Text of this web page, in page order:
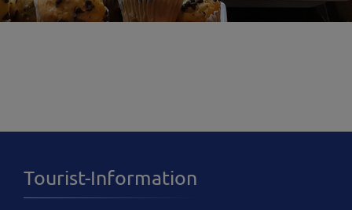
Tourist-Information